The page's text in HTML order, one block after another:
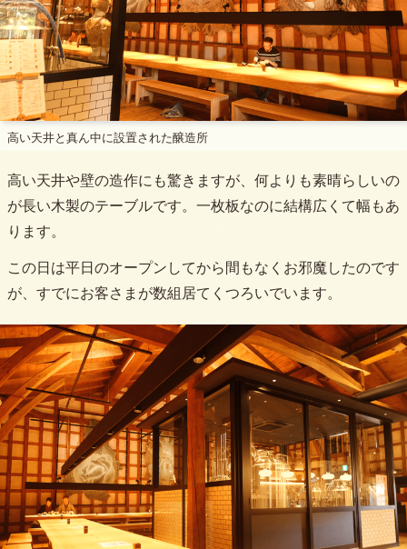
高い天井と真ん中に設置された醸造所
高い天井や壁の造作にも驚きますが、何よりも素晴らしいの
が長い木製のテーブルです。一枚板なのに結構広くて幅もあ
ります。
この日は平日のオープンしてから間もなくお邪魔したのです
が、すでにお客さまが数組居てくつろいでいます。